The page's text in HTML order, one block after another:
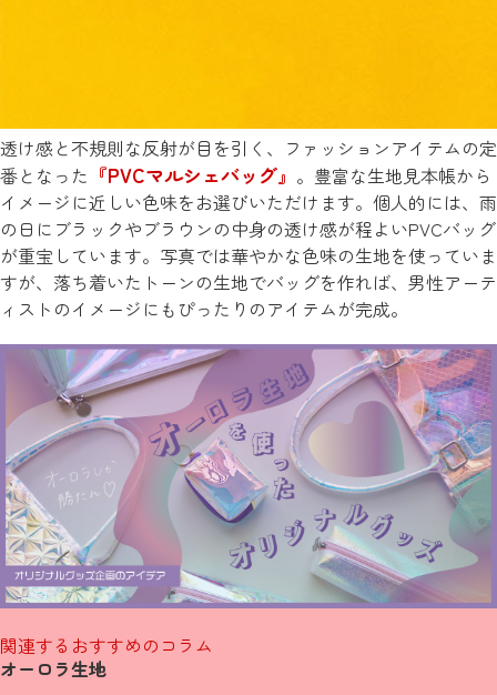
透け感と不規則な反射が目を引く、ファッションアイテムの定
番となった 『PVCマルシェバッグ』 。豊富な生地見本帳から
イメージに近しい色味をお選びいただけます。個人的には、雨
の日にブラックやブラウンの中身の透け感が程よいPVCバッグ
が重宝しています。写真では華やかな色味の生地を使っていま
すが、落ち着いたトーンの生地でバッグを作れば、男性アーテ
ィストのイメージにもぴったりのアイテムが完成。
関連するおすすめのコラム
オーロラ生地